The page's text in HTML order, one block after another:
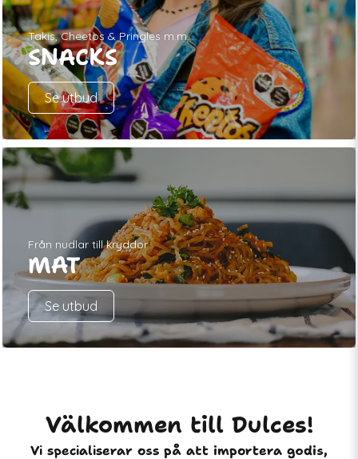
SNACKS
Takis, Cheetos & Pringles m.m.
Se utbud
MAT
Från nudlar till kryddor
Se utbud
Välkommen till Dulces!
Vi specialiserar oss på att importera godis,